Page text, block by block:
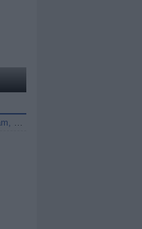
Segui Pianetatalanta.it sui profili social: Instagram, X e Facebook